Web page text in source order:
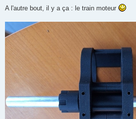
A l'autre bout, il y a ça : le train moteur